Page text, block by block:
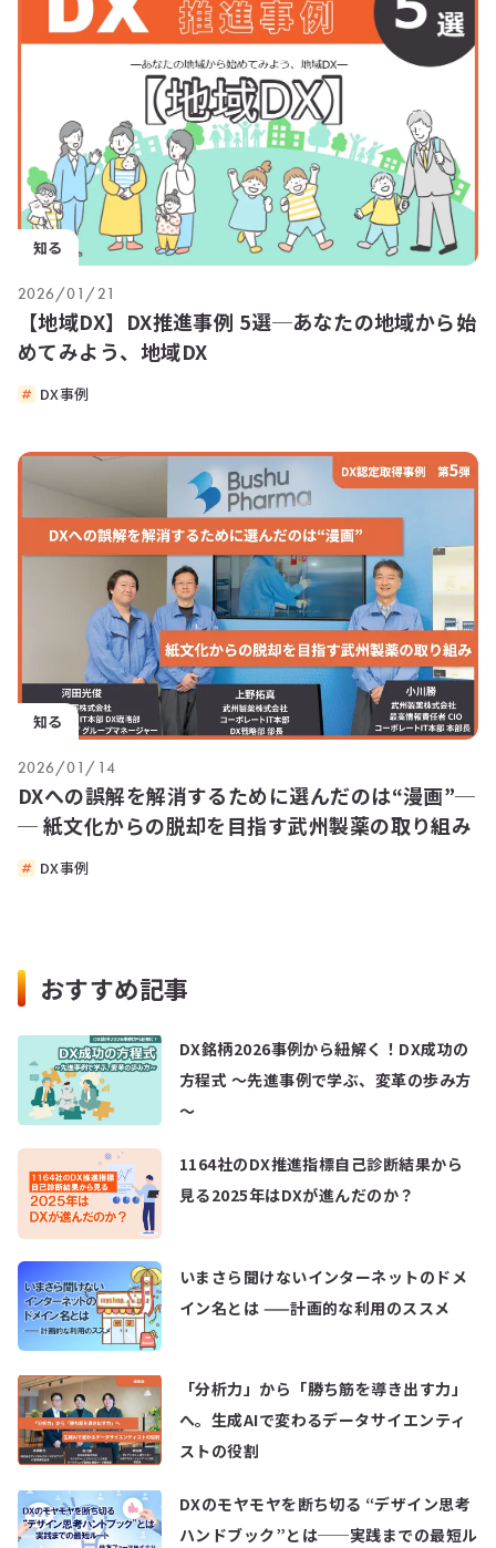
知る
2026/01/21
【地域DX】DX推進事例 5選─あなたの地域から始
めてみよう、地域DX
DX事例
知る
2026/01/14
DXへの誤解を解消するために選んだのは“漫画”─
─ 紙文化からの脱却を目指す武州製薬の取り組み
DX事例
おすすめ記事
DX銘柄2026事例から紐解く！DX成功の
方程式 ～先進事例で学ぶ、変革の歩み方
～
1164社のDX推進指標自己診断結果から
見る2025年はDXが進んだのか？
いまさら聞けないインターネットのドメ
イン名とは ——計画的な利用のススメ
「分析力」から「勝ち筋を導き出す力」
へ。生成AIで変わるデータサイエンティ
ストの役割
DXのモヤモヤを断ち切る “デザイン思考
ハンドブック”とは──実践までの最短ル